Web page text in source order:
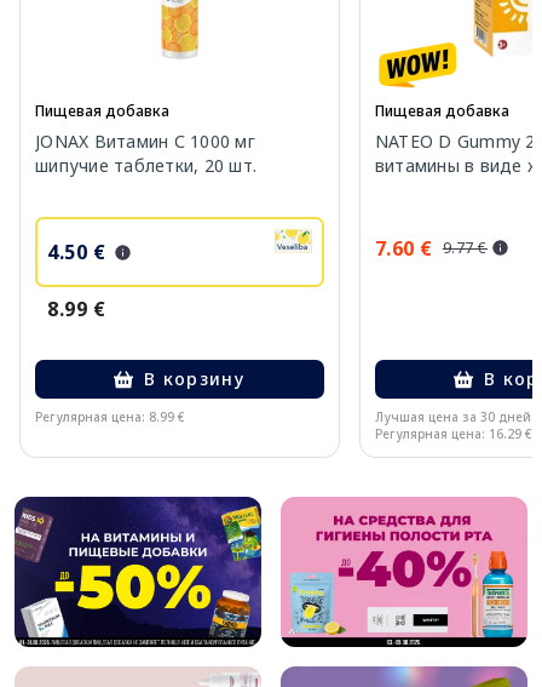
Пищевая добавка
JONAX Витамин С 1000 мг
шипучие таблетки, 20 шт.
4.50 €
8.99 €
В корзину
Регулярная цена: 8.99 €
Пищевая добавка
NATEO D Gummy
витамины в виде
7.60 € 9.77 €
В
Лучшая цена за 30 дней:
Регулярная цена: 16.29 €